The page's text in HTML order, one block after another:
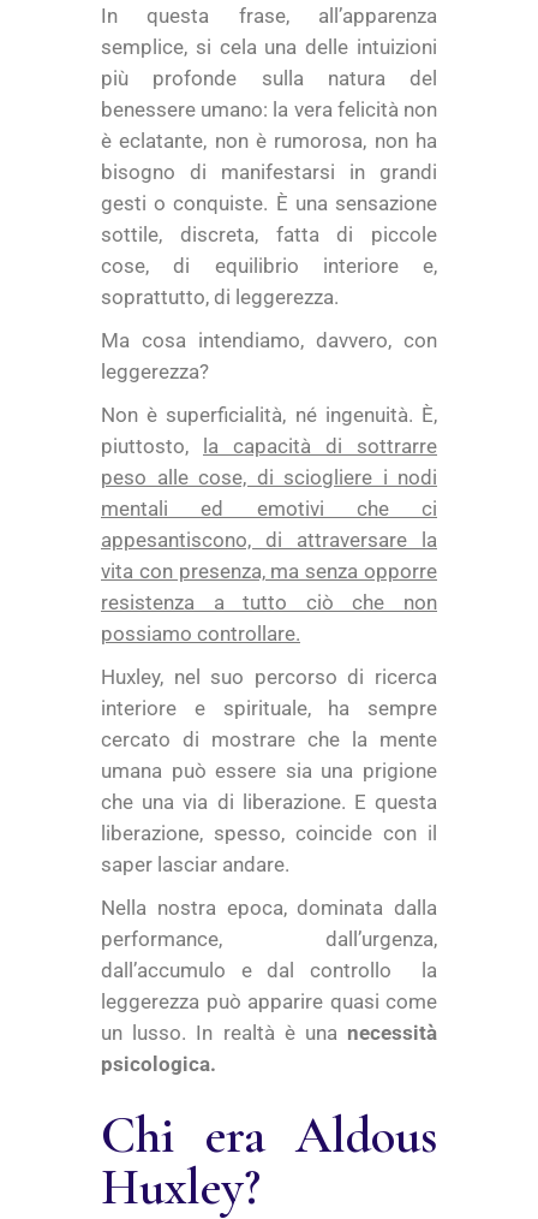
In questa frase, all’apparenza
semplice, si cela una delle intuizioni
più profonde sulla natura del
benessere umano: la vera felicità non
è eclatante, non è rumorosa, non ha
bisogno di manifestarsi in grandi
gesti o conquiste. È una sensazione
sottile, discreta, fatta di piccole
cose, di equilibrio interiore e,
soprattutto, di leggerezza.
Ma cosa intendiamo, davvero, con
leggerezza?
Non è superficialità, né ingenuità. È,
piuttosto,
la capacità di sottrarre
peso alle cose, di sciogliere i nodi
mentali ed emotivi che ci
appesantiscono, di attraversare la
vita con presenza, ma senza opporre
resistenza a tutto ciò che non
possiamo controllare.
Huxley, nel suo percorso di ricerca
interiore e spirituale, ha sempre
cercato di mostrare che la mente
umana può essere sia una prigione
che una via di liberazione. E questa
liberazione, spesso, coincide con il
saper lasciar andare.
Nella nostra epoca, dominata dalla
performance, dall’urgenza,
dall’accumulo e dal controllo la
leggerezza può apparire quasi come
un lusso. In realtà è una necessità
psicologica.
Chi era Aldous
Huxley?